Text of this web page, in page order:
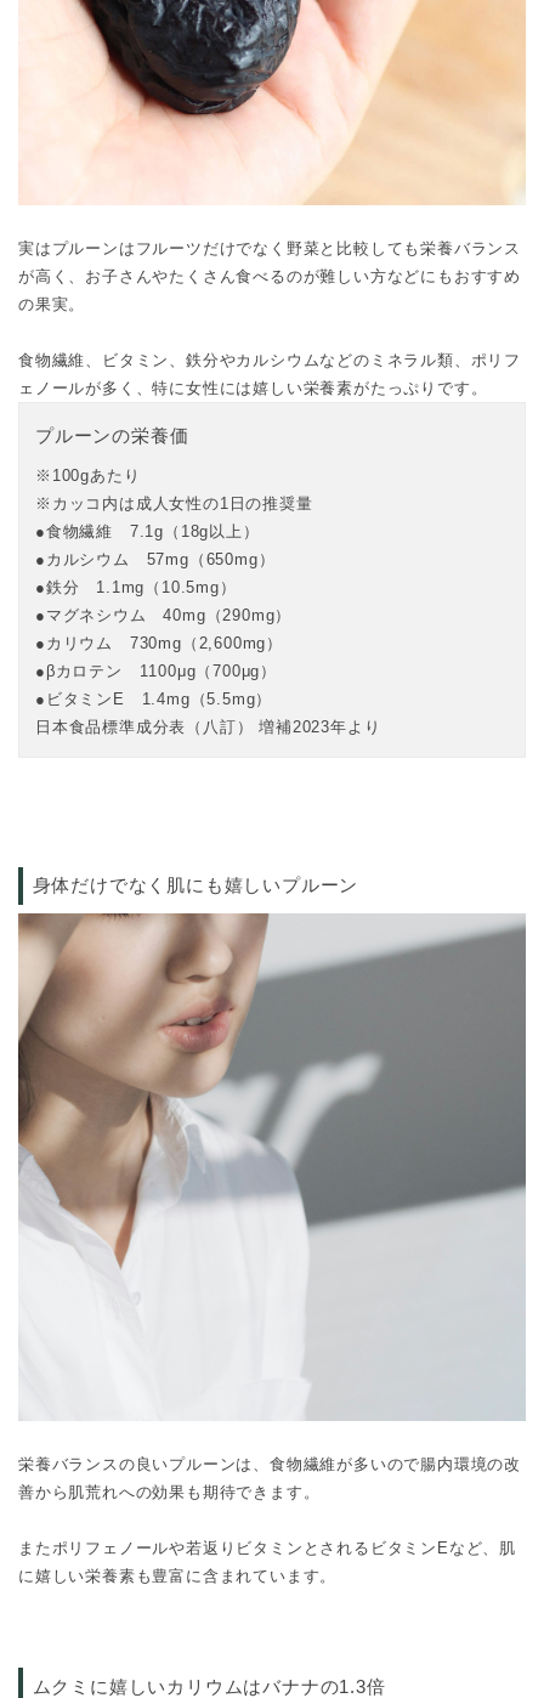
実はプルーンはフルーツだけでなく野菜と比較しても栄養バランス
が高く、お子さんやたくさん食べるのが難しい方などにもおすすめ
の果実。
食物繊維、ビタミン、鉄分やカルシウムなどのミネラル類、ポリフ
ェノールが多く、特に女性には嬉しい栄養素がたっぷりです。
プルーンの栄養価
※100gあたり
※カッコ内は成人女性の1日の推奨量
食物繊維 7.1g（18g以上）
カルシウム 57mg（650mg）
鉄分 1.1mg（10.5mg）
マグネシウム 40mg（290mg）
カリウム 730mg（2,600mg）
βカロテン 1100μg（700μg）
ビタミンE 1.4mg（5.5mg）
日本食品標準成分表（八訂） 増補2023年より
身体だけでなく肌にも嬉しいプルーン
栄養バランスの良いプルーンは、食物繊維が多いので腸内環境の改
善から肌荒れへの効果も期待できます。
またポリフェノールや若返りビタミンとされるビタミンEなど、肌
に嬉しい栄養素も豊富に含まれています。
ムクミに嬉しいカリウムはバナナの1.3倍